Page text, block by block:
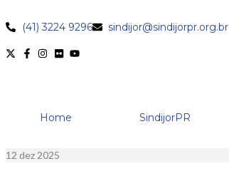
(41) 3224 9296 sindijor@sindijorpr.org.br
Home SindijorPR
12 dez 2025